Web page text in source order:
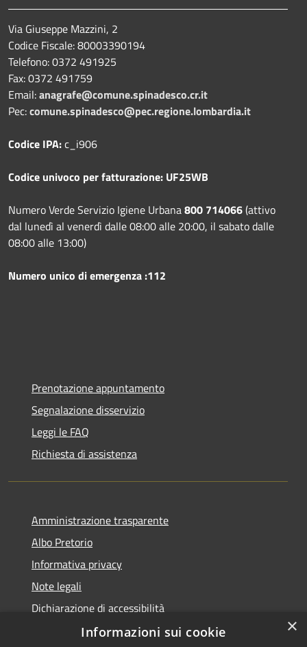
Via Giuseppe Mazzini, 2
Codice Fiscale: 80003390194
Telefono:0372 491925
Fax:0372 491759
Email:anagrafe@comune.spinadesco.cr.it
Pec:comune.spinadesco@pec.regione.lombardia.it
Codice IPA:c_i906
Codice univoco per fatturazione: UF25WB
Numero Verde Servizio Igiene Urbana800 714066(attivo
dal lunedì al venerdì dalle 08:00 alle 20:00, il sabato dalle
08:00 alle 13:00)
Numero unico di emergenza :112
Prenotazione appuntamento
Segnalazione disservizio
Leggi le FAQ
Richiesta di assistenza
Amministrazione trasparente
Albo Pretorio
Informativa privacy
Note legali
Dichiarazione di accessibilità
×
Informazioni sui cookie